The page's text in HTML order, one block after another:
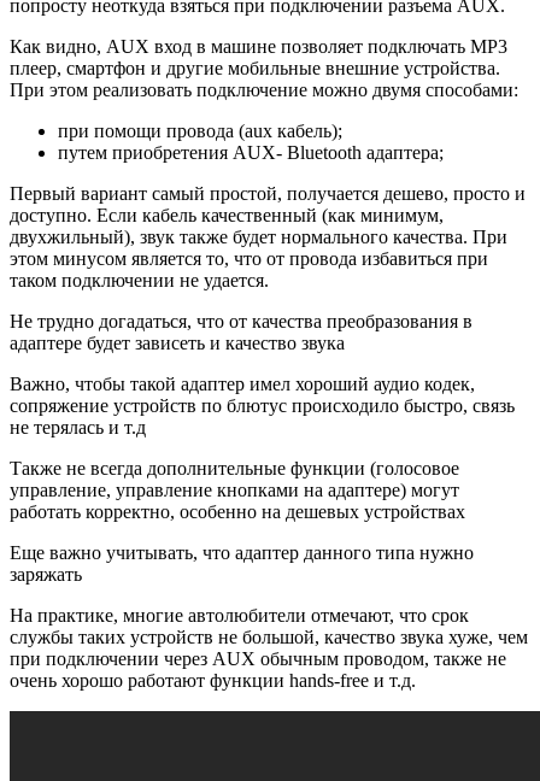
попросту неоткуда взяться при подключении разъема AUX.
Как видно, AUX вход в машине позволяет подключать MP3
плеер, смартфон и другие мобильные внешние устройства.
При этом реализовать подключение можно двумя способами:
при помощи провода (aux кабель);
путем приобретения AUX- Bluetooth адаптера;
Первый вариант самый простой, получается дешево, просто и
доступно. Если кабель качественный (как минимум,
двухжильный), звук также будет нормального качества. При
этом минусом является то, что от провода избавиться при
таком подключении не удается.
Не трудно догадаться, что от качества преобразования в
адаптере будет зависеть и качество звука
Важно, чтобы такой адаптер имел хороший аудио кодек,
сопряжение устройств по блютус происходило быстро, связь
не терялась и т.д
Также не всегда дополнительные функции (голосовое
управление, управление кнопками на адаптере) могут
работать корректно, особенно на дешевых устройствах
Еще важно учитывать, что адаптер данного типа нужно
заряжать
На практике, многие автолюбители отмечают, что срок
службы таких устройств не большой, качество звука хуже, чем
при подключении через AUX обычным проводом, также не
очень хорошо работают функции hands-free и т.д.